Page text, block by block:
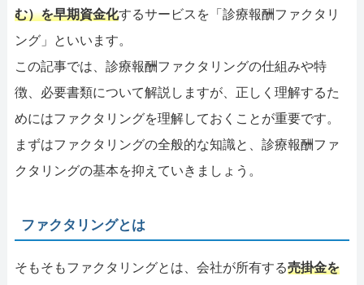
む）を早期資金化するサービスを「診療報酬ファクタリ
ング」といいます。
この記事では、診療報酬ファクタリングの仕組みや特
徴、必要書類について解説しますが、正しく理解するた
めにはファクタリングを理解しておくことが重要です。
まずはファクタリングの全般的な知識と、診療報酬ファ
クタリングの基本を抑えていきましょう。
ファクタリングとは
そもそもファクタリングとは、会社が所有する売掛金を